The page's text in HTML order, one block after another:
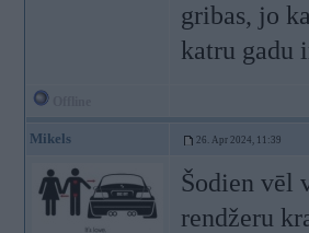
gribas, jo
katru gadu
Mikels 26. Apr 2024, 11:39
Šodien vēl
rendžeru